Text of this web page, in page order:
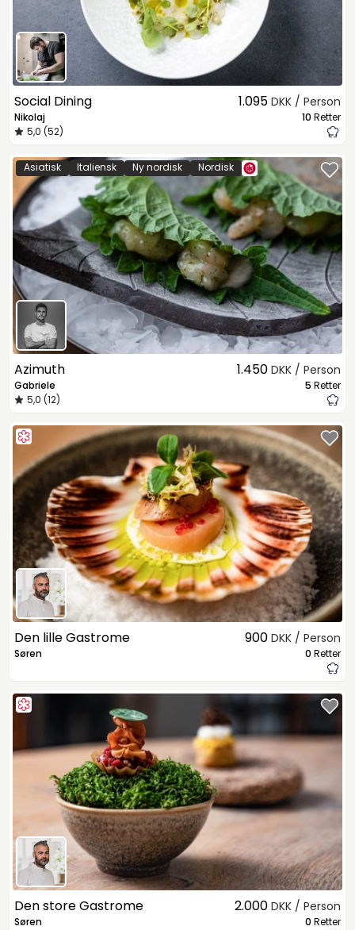
Social Dining
Nikolaj
5,0 (52)
1.095 DKK / Person
10 Retter
Asiatisk Italiensk Ny nordisk Nordisk
Azimuth
Gabriele
5,0 (12)
1.450 DKK / Person
5 Retter
Den lille Gastrome
Søren
900 DKK / Person
0 Retter
Den store Gastrome
Søren
2.000 DKK / Person
0 Retter